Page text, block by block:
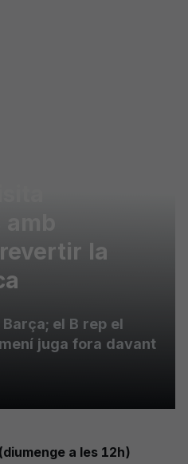
la
el B rep el
juga fora davant
a les 12h)